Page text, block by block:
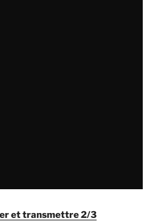
et transmettre 2/3